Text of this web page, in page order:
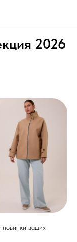
2026
новинки ваших